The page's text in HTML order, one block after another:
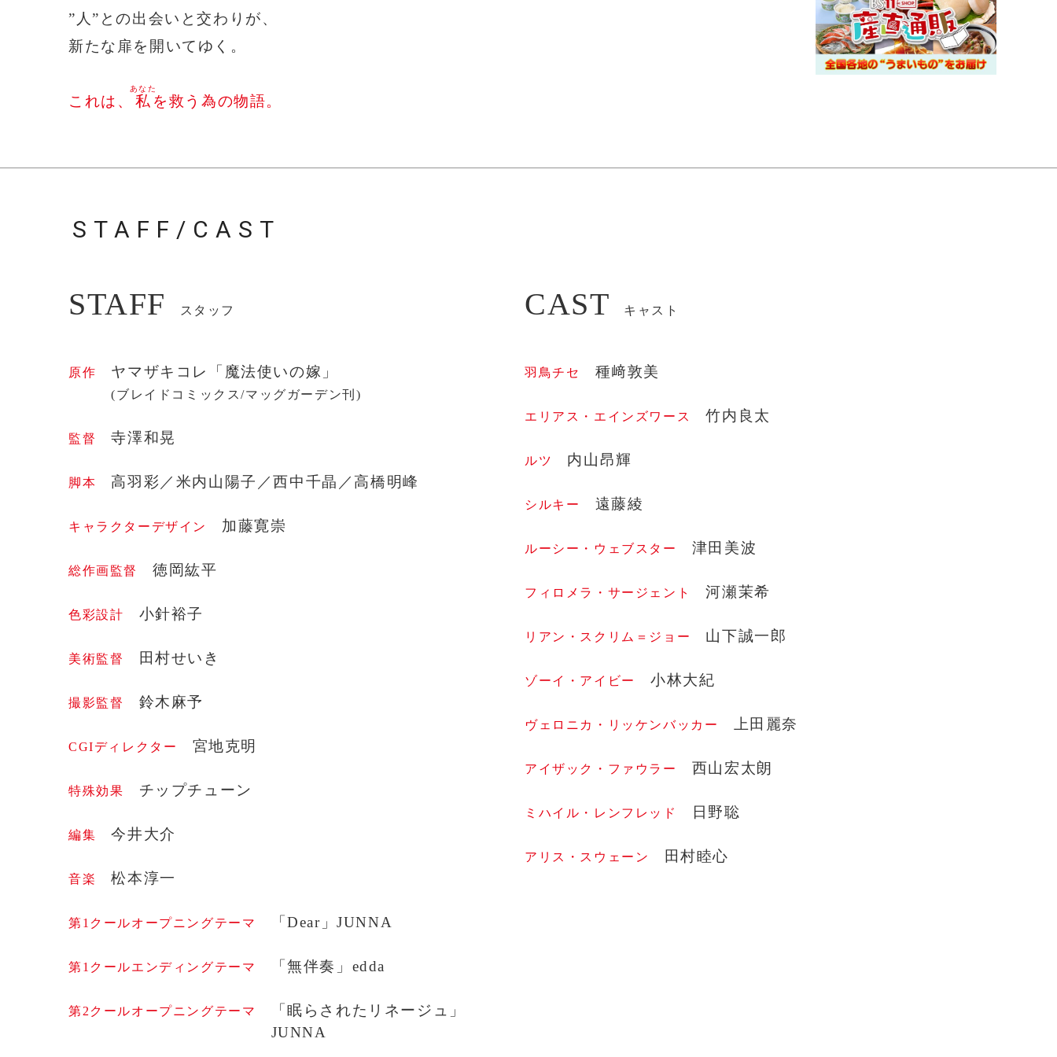
”人”との出会いと交わりが、
新たな扉を開いてゆく。
これは、 私
あなた
を救う為の物語。
STAFF/CAST
STAFF スタッフ
原作 ヤマザキコレ「魔法使いの嫁」
(ブレイドコミックス/マッグガーデン刊)
監督 寺澤和晃
脚本 高羽彩／米内山陽子／西中千晶／高橋明峰
キャラクターデザイン 加藤寛崇
総作画監督 徳岡紘平
色彩設計 小針裕子
美術監督 田村せいき
撮影監督 鈴木麻予
CGIディレクター 宮地克明
特殊効果 チップチューン
編集 今井大介
音楽 松本淳一
第1クールオープニングテーマ 「Dear」JUNNA
第1クールエンディングテーマ 「無伴奏」edda
第2クールオープニングテーマ
「眠らされたリネージュ」
JUNNA
CAST キャスト
羽鳥チセ 種﨑敦美
エリアス・エインズワース 竹内良太
ルツ 内山昂輝
シルキー 遠藤綾
ルーシー・ウェブスター 津田美波
フィロメラ・サージェント 河瀬茉希
リアン・スクリム＝ジョー 山下誠一郎
ゾーイ・アイビー 小林大紀
ヴェロニカ・リッケンバッカー 上田麗奈
アイザック・ファウラー 西山宏太朗
ミハイル・レンフレッド 日野聡
アリス・スウェーン 田村睦心